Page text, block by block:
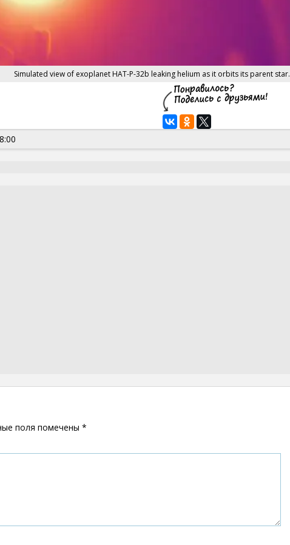
Simulated view of exoplanet HAT-P-32b leaking helium as it orbits its parent star.
поля помечены *